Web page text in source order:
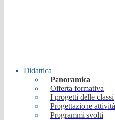
Didattica
Panoramica
Offerta formativa
I progetti delle classi
Progettazione attività
Programmi svolti